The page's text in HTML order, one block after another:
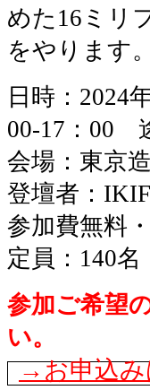
めた16ミリ
をやります
日時：2024
00-17：00
会場：東京
登壇者：
参加費無料
定員：140名
参加ご希望
い。
→お申込み